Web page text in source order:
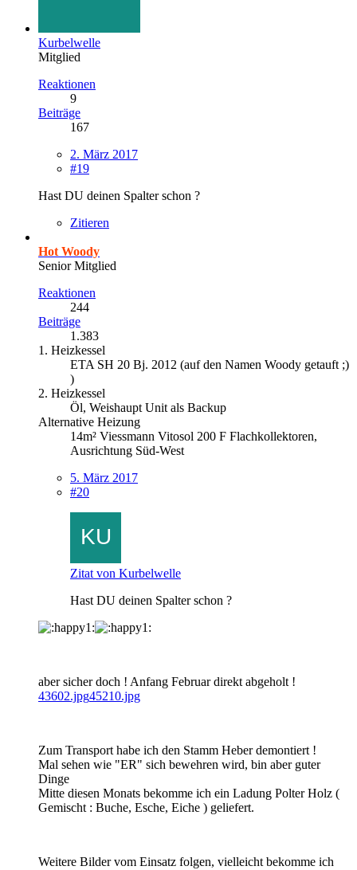
Kurbelwelle
Mitglied
Reaktionen
9
Beiträge
167
2. März 2017
#19
Hast DU deinen Spalter schon ?
Zitieren
Hot Woody
Senior Mitglied
Reaktionen
244
Beiträge
1.383
1. Heizkessel
ETA SH 20 Bj. 2012 (auf den Namen Woody getauft ;)
)
2. Heizkessel
Öl, Weishaupt Unit als Backup
Alternative Heizung
14m² Viessmann Vitosol 200 F Flachkollektoren,
Ausrichtung Süd-West
5. März 2017
#20
Zitat von Kurbelwelle
Hast DU deinen Spalter schon ?
aber sicher doch ! Anfang Februar direkt abgeholt !
43602.jpg45210.jpg
Zum Transport habe ich den Stamm Heber demontiert !
Mal sehen wie "ER" sich bewehren wird, bin aber guter
Dinge
Mitte diesen Monats bekomme ich ein Ladung Polter Holz (
Gemischt : Buche, Esche, Eiche ) geliefert.
Weitere Bilder vom Einsatz folgen, vielleicht bekomme ich